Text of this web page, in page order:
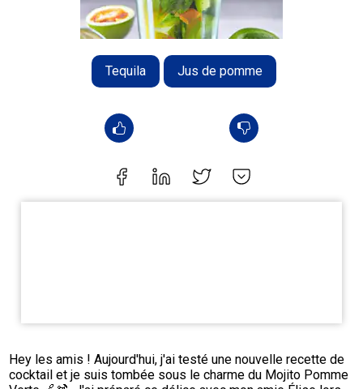
Tequila Jus de pomme
Hey les amis ! Aujourd'hui, j'ai testé une nouvelle recette de
cocktail et je suis tombée sous le charme du Mojito Pomme